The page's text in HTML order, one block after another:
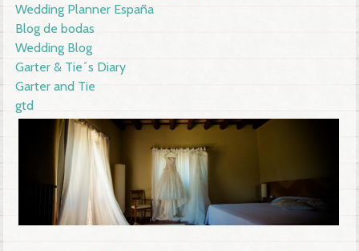
Wedding Planner España
Blog de bodas
Wedding Blog
Garter & Tie´s Diary
Garter and Tie
gtd